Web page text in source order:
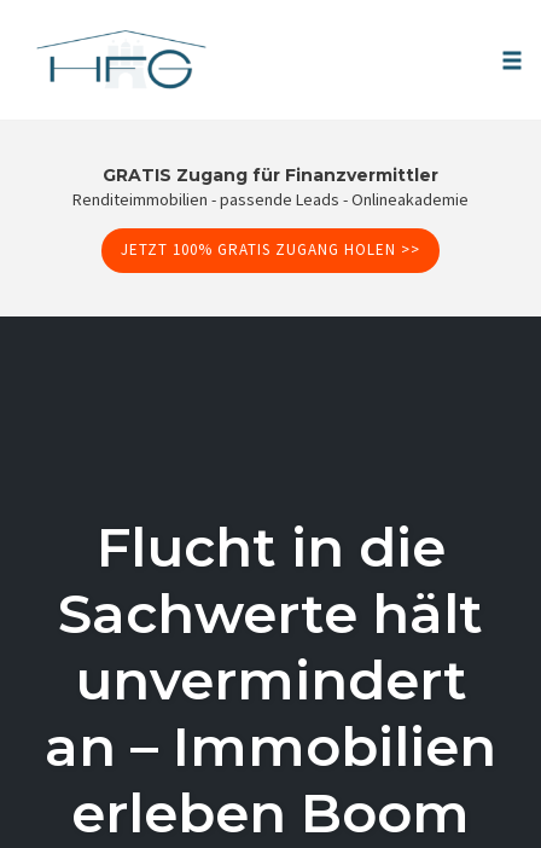
GRATIS Zugang für Finanzvermittler
Renditeimmobilien - passende Leads - Onlineakademie
JETZT 100% GRATIS ZUGANG HOLEN >>
Flucht in die
Sachwerte hält
unvermindert
an – Immobilien
erleben Boom